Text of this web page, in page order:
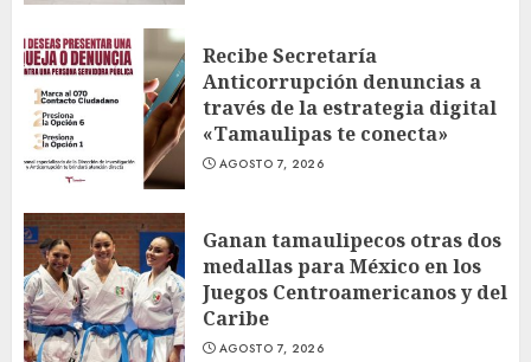
Recibe Secretaría
Anticorrupción denuncias a
través de la estrategia digital
«Tamaulipas te conecta»
AGOSTO 7, 2026
Ganan tamaulipecos otras dos
medallas para México en los
Juegos Centroamericanos y del
Caribe
AGOSTO 7, 2026